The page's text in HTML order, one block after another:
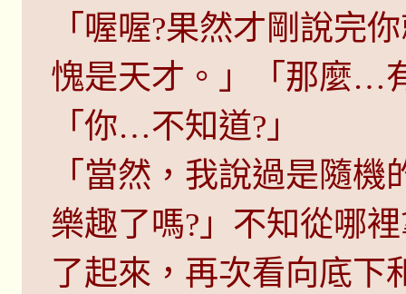
「喔喔?果然才剛說完
愧是天才。」「那麼…
「你…不知道?」
「當然，我說過是隨
樂趣了嗎?」不知從哪
了起來，再次看向底下